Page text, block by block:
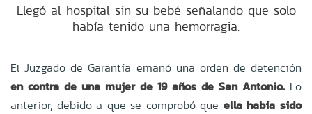
Llegó al hospital sin su bebé señalando que solo
había tenido una hemorragia.
El Juzgado de Garantía emanó una orden de detención
en contra de una mujer de 19 años de San Antonio. Lo
anterior, debido a que se comprobó que ella había sido